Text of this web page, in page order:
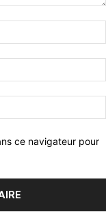
ce navigateur pour